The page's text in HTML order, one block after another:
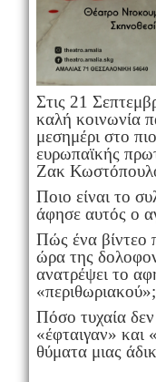
Στις 21
καλή κοινωνία
μεσημέρι στο
ευρωπαϊκής
Ζακ
Ποιο είναι το
άφησε αυτός ο
Πώς ένα βίντεο
ώρα της
ανατρέψει το
«περιθωριακού»;
Πόσο τυχαία
«έφταιγαν» και
θύματα μιας